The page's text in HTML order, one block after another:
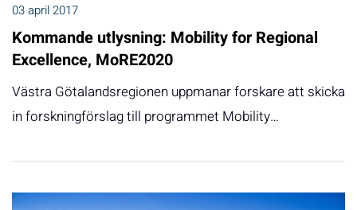
03 april 2017
Kommande utlysning: Mobility for Regional
Excellence, MoRE2020
Västra Götalandsregionen uppmanar forskare att skicka
in forskningförslag till programmet Mobility…